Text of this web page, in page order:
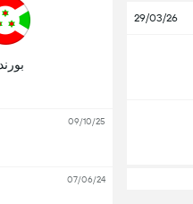
29/03/26
09/10/25
07/06/24